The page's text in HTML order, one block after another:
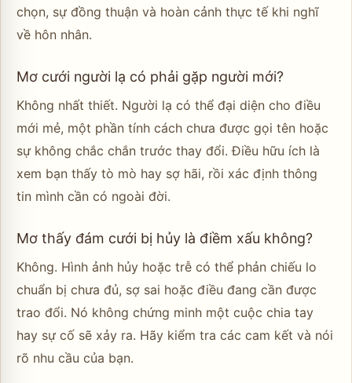
chọn, sự đồng thuận và hoàn cảnh thực tế khi nghĩ
về hôn nhân.
Mơ cưới người lạ có phải gặp người mới?
Không nhất thiết. Người lạ có thể đại diện cho điều
mới mẻ, một phần tính cách chưa được gọi tên hoặc
sự không chắc chắn trước thay đổi. Điều hữu ích là
xem bạn thấy tò mò hay sợ hãi, rồi xác định thông
tin mình cần có ngoài đời.
Mơ thấy đám cưới bị hủy là điềm xấu không?
Không. Hình ảnh hủy hoặc trễ có thể phản chiếu lo
chuẩn bị chưa đủ, sợ sai hoặc điều đang cần được
trao đổi. Nó không chứng minh một cuộc chia tay
hay sự cố sẽ xảy ra. Hãy kiểm tra các cam kết và nói
rõ nhu cầu của bạn.